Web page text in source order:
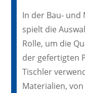
In der Bau-
spielt die
Rolle, um die
der gefertigten
Tischler
Materialien,